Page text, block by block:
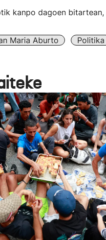
kanpo dagoen bitartean,
Maria Aburto Politika